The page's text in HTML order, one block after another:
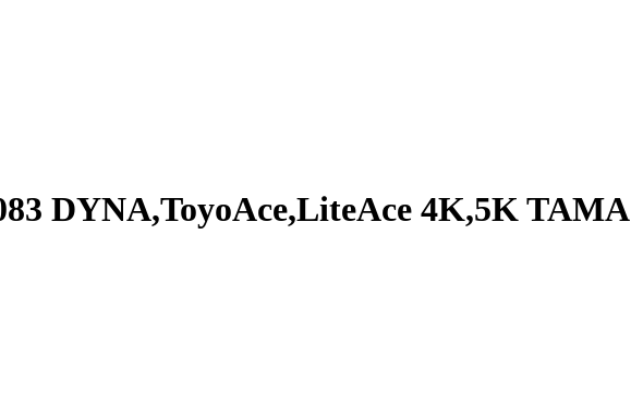
DYNA,ToyoAce,LiteAce 4K,5K TAMA